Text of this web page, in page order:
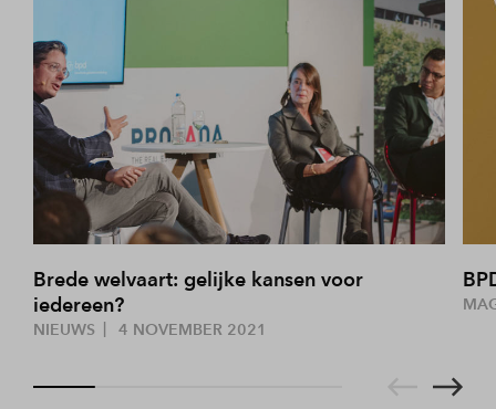
Brede welvaart: gelijke kansen voor
iedereen?
NIEUWS 4 NOVEMBER 2021